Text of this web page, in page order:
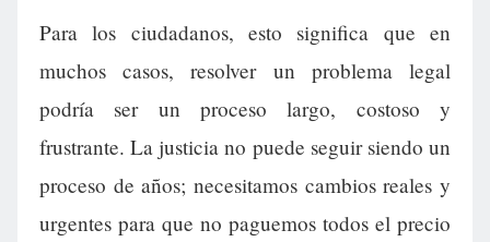
Para los ciudadanos, esto significa que en
muchos casos, resolver un problema legal
podría ser un proceso largo, costoso y
frustrante. La justicia no puede seguir siendo un
proceso de años; necesitamos cambios reales y
urgentes para que no paguemos todos el precio